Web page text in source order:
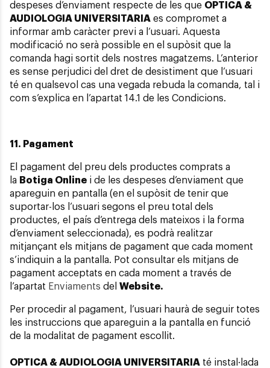
despeses d’enviament respecte de les que OPTICA &
AUDIOLOGIA UNIVERSITARIA es compromet a
informar amb caràcter previ a l’usuari. Aquesta
modificació no serà possible en el supòsit que la
comanda hagi sortit dels nostres magatzems. L’anterior
es sense perjudici del dret de desistiment que l’usuari
té en qualsevol cas una vegada rebuda la comanda, tal i
com s’explica en l’apartat 14.1 de les Condicions.
11. Pagament
El pagament del preu dels productes comprats a
la Botiga Online i de les despeses d’enviament que
apareguin en pantalla (en el supòsit de tenir que
suportar-los l’usuari segons el preu total dels
productes, el país d’entrega dels mateixos i la forma
d’enviament seleccionada), es podrà realitzar
mitjançant els mitjans de pagament que cada moment
s’indiquin a la pantalla. Pot consultar els mitjans de
pagament acceptats en cada moment a través de
l’apartat Enviaments del Website.
Per procedir al pagament, l’usuari haurà de seguir totes
les instruccions que apareguin a la pantalla en funció
de la modalitat de pagament escollit.
OPTICA & AUDIOLOGIA UNIVERSITARIA té instal·lada